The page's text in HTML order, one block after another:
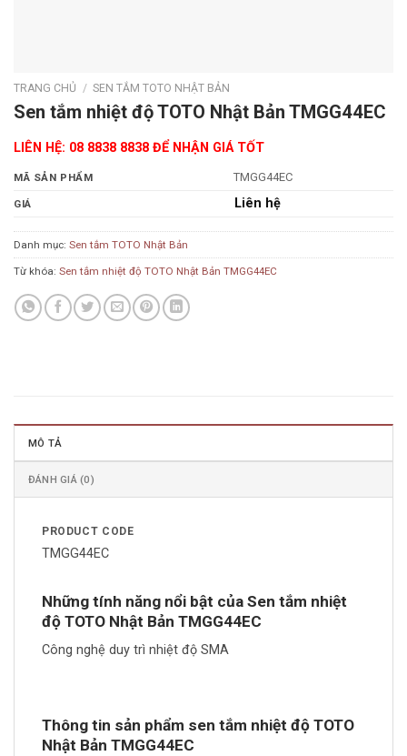
TRANG CHỦ / SEN TẮM TOTO NHẬT BẢN
Sen tắm nhiệt độ TOTO Nhật Bản TMGG44EC
LIÊN HỆ: 08 8838 8838 ĐỂ NHẬN GIÁ TỐT
MÃ SẢN PHẨM TMGG44EC
GIÁ Liên hệ
Danh mục: Sen tắm TOTO Nhật Bản
Từ khóa: Sen tắm nhiệt độ TOTO Nhật Bản TMGG44EC
MÔ TẢ
ĐÁNH GIÁ (0)
PRODUCT CODE
TMGG44EC
Những tính năng nổi bật của Sen tắm nhiệt
độ TOTO Nhật Bản TMGG44EC
Công nghệ duy trì nhiệt độ SMA
Thông tin sản phẩm sen tắm nhiệt độ TOTO
Nhật Bản TMGG44EC